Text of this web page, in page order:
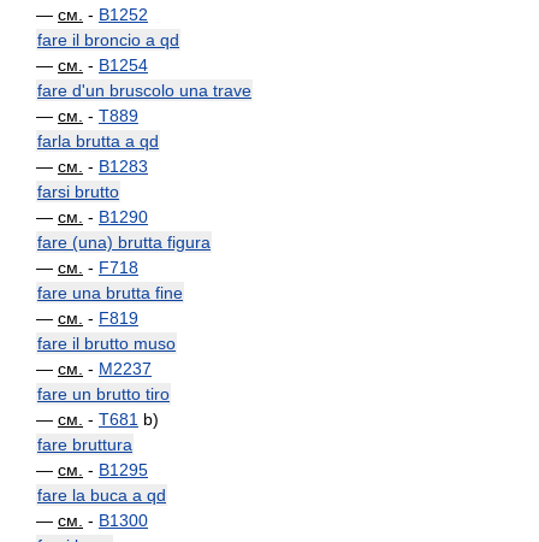
— см. - B1252
fare il broncio a qd
— см. - B1254
fare d'un bruscolo una trave
— см. - T889
farla brutta a qd
— см. - B1283
farsi brutto
— см. - B1290
fare (una) brutta figura
— см. - F718
fare una brutta fine
— см. - F819
fare il brutto muso
— см. - M2237
fare un brutto tiro
— см. - T681 b)
fare bruttura
— см. - B1295
fare la buca a qd
— см. - B1300